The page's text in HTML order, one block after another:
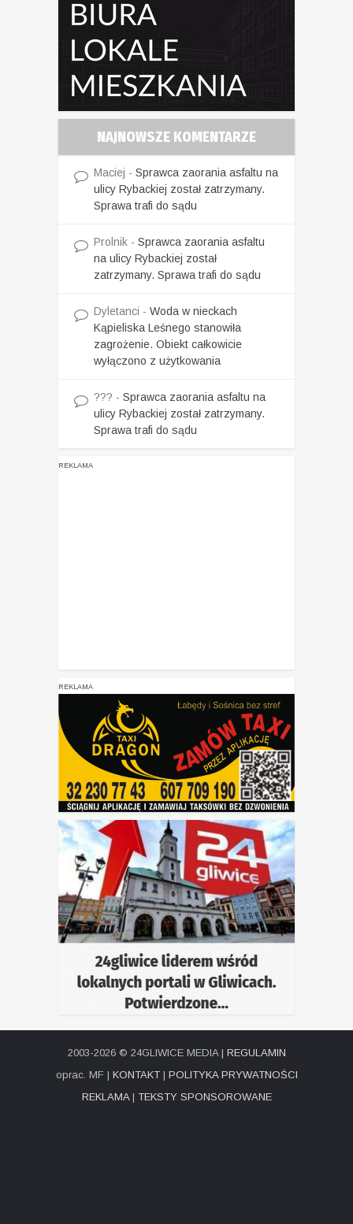
NAJNOWSZE KOMENTARZE
Maciej - Sprawca zaorania asfaltu na
ulicy Rybackiej został zatrzymany.
Sprawa trafi do sądu
Prolnik - Sprawca zaorania asfaltu
na ulicy Rybackiej został
zatrzymany. Sprawa trafi do sądu
Dyletanci - Woda w nieckach
Kąpieliska Leśnego stanowiła
zagrożenie. Obiekt całkowicie
wyłączono z użytkowania
??? - Sprawca zaorania asfaltu na
ulicy Rybackiej został zatrzymany.
Sprawa trafi do sądu
REKLAMA
REKLAMA
2003-2026 © 24GLIWICE MEDIA | REGULAMIN
oprac. MF | KONTAKT| POLITYKA PRYWATNOŚCI
REKLAMA| TEKSTY SPONSOROWANE